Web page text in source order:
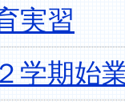
実習
学期始